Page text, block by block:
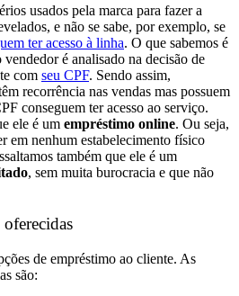
usados pela marca para fazer a
e não se sabe, por exemplo, se
ter acesso à linha. O que sabemos é
é analisado na decisão de
com seu CPF. Sendo assim,
recorrência nas vendas mas possuem
conseguem ter acesso ao serviço.
ele é um empréstimo online. Ou seja,
em nenhum estabelecimento físico
também que ele é um
, sem muita burocracia e que não
de empréstimo ao cliente. As
são: